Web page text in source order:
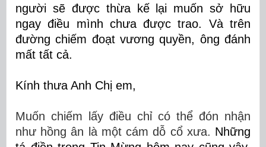
người sẽ được thừa kế lại muốn sở hữu
ngay điều mình chưa được trao. Và trên
đường chiếm đoạt vương quyền, ông đánh
mất tất cả.
Kính thưa Anh Chị em,
Muốn chiếm lấy điều chỉ có thể đón nhận
như hồng ân là một cám dỗ cổ xưa. Những